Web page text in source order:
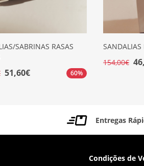
SABRINAS RASAS
51,60€ 60%
154,00€
Entregas
Condições de